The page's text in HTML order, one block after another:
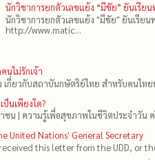
นักวิชาการยกตัวเลขแย้ง “มีชัย” ยันเรีย
นักวิชาการยกตัวเลขแย้ง "มีชัย" ยันเรีย
http://www.matic...
นไม่รักเจ้า
กี่ยวกับสถาบันกษัตริย์ไทย สำหรับคนไท
นเพียงใด?
น | ความรู้เพื่อสุขภาพในชีวิตประจำวัน ค
United Nations' General Secretary
this letter from the UDD, or